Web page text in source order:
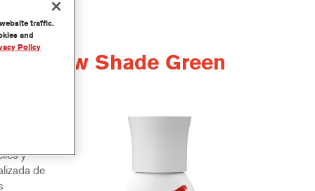
Yellow Shade Green
y
de
traffic.
and
Policy